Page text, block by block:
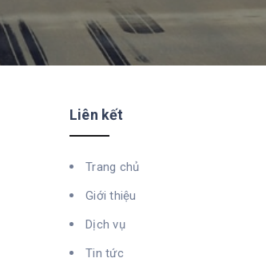
Liên kết
Trang chủ
Giới thiệu
Dịch vụ
Tin tức